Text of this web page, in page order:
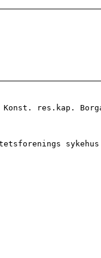
Konst. res.kap.
sykehus